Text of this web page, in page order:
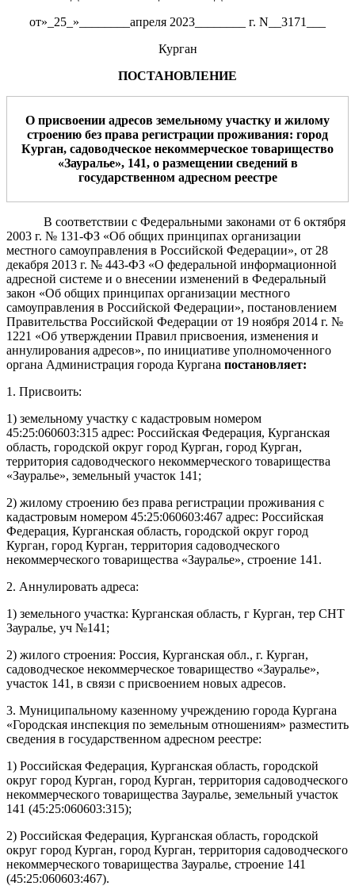
от»_25_»________апреля 2023________ г. N__3171___
Курган
ПОСТАНОВЛЕНИЕ
О присвоении адресов земельному участку и жилому
строению без права регистрации проживания: город
Курган, садоводческое некоммерческое товарищество
«Зауралье», 141, о размещении сведений в
государственном адресном реестре
В соответствии с Федеральными законами от 6 октября
2003 г. № 131-ФЗ «Об общих принципах организации
местного самоуправления в Российской Федерации», от 28
декабря 2013 г. № 443-ФЗ «О федеральной информационной
адресной системе и о внесении изменений в Федеральный
закон «Об общих принципах организации местного
самоуправления в Российской Федерации», постановлением
Правительства Российской Федерации от 19 ноября 2014 г. №
1221 «Об утверждении Правил присвоения, изменения и
аннулирования адресов», по инициативе уполномоченного
органа Администрация города Кургана постановляет:
1. Присвоить:
1) земельному участку с кадастровым номером
45:25:060603:315 адрес: Российская Федерация, Курганская
область, городской округ город Курган, город Курган,
территория садоводческого некоммерческого товарищества
«Зауралье», земельный участок 141;
2) жилому строению без права регистрации проживания с
кадастровым номером 45:25:060603:467 адрес: Российская
Федерация, Курганская область, городской округ город
Курган, город Курган, территория садоводческого
некоммерческого товарищества «Зауралье», строение 141.
2. Аннулировать адреса:
1) земельного участка: Курганская область, г Курган, тер СНТ
Зауралье, уч №141;
2) жилого строения: Россия, Курганская обл., г. Курган,
садоводческое некоммерческое товарищество «Зауралье»,
участок 141, в связи с присвоением новых адресов.
3. Муниципальному казенному учреждению города Кургана
«Городская инспекция по земельным отношениям» разместить
сведения в государственном адресном реестре:
1) Российская Федерация, Курганская область, городской
округ город Курган, город Курган, территория садоводческого
некоммерческого товарищества Зауралье, земельный участок
141 (45:25:060603:315);
2) Российская Федерация, Курганская область, городской
округ город Курган, город Курган, территория садоводческого
некоммерческого товарищества Зауралье, строение 141
(45:25:060603:467).